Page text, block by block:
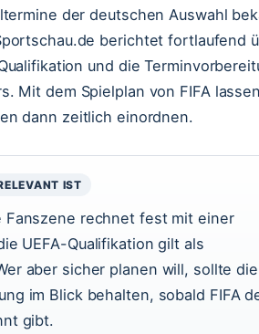
der deutschen Auswahl
berichtet fortlaufend
und die
Mit dem Spielplan von FIFA
dann zeitlich einordnen.
IST
Fanszene rechnet fest mit einer
UEFA-Qualifikation gilt als
aber sicher planen will, sollte die
im Blick behalten, sobald FIFA
gibt.